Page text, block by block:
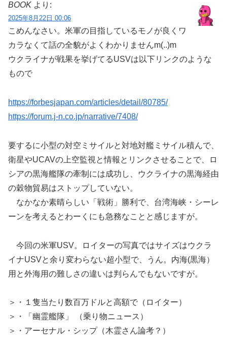
BOOK より:
2025年8月22日 00:06
こめんなさい。米軍の目指しているモノが良くワ
カラなくて話の全貌がよくわかりませんm(..)m
ウクライナが戦果を挙げてるUSVは以下リンクのような
もので
https://forbesjapan.com/articles/detail/80785/
https://forum.j-n.co.jp/narrative/7408/
要するに小型の対空ミサイルと対地対艦ミサイル積んで、
衛星やUCAVの上空監視と情報とリンクさせることで、ロ
シアの黒海艦隊の牽制には成功し、ウクライナの黒海経由
の穀物貿易はストップしていない。
なかなか素晴らしい「戦術」勝利で、台湾海峡・シーレ
ーンを考えるとわーくにも急務なことと感じますが。
今回の米軍USV。ロイターの写真ではサイズはウクラ
イナUSVと余り変わらない超小型で、うん。内海(黒海）
用と外海用の難しさの違いは判らんでもないですが。
＞・１隻当たり数百万ドルと高額で（ロイター）
＞・「幽霊艦隊」 （乗り物ニュース）
＞・アーセナル・シップ（木霊さん論考？）